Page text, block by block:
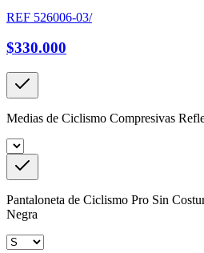
REF 526006-03/
$330.000
Medias de Ciclismo Compresivas
Pantaloneta de Ciclismo Pro Sin
Negra